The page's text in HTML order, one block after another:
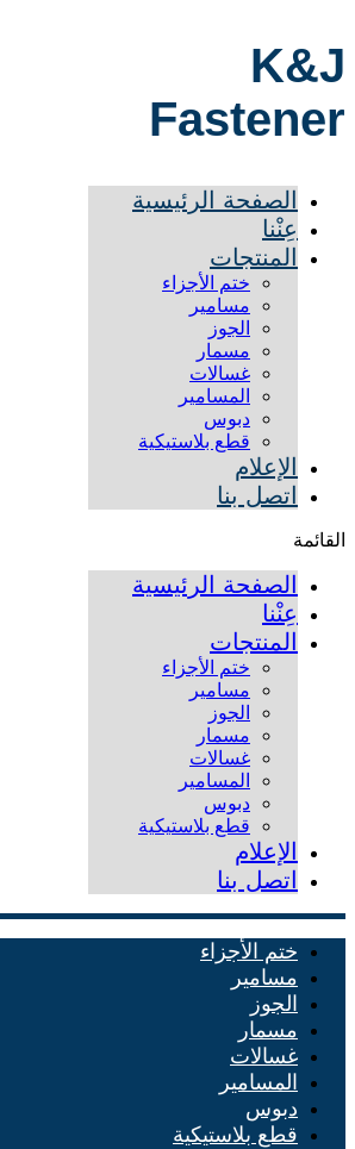
K&J
Fastener
الصفحة الرئيسية
عِنْنا
المنتجات
ختم الأجزاء
مسامير
الجوز
مسمار
غسالات
المسامير
دبوس
قطع بلاستيكية
الإعلام
اتصل بنا
القائمة
الصفحة الرئيسية
عِنْنا
المنتجات
ختم الأجزاء
مسامير
الجوز
مسمار
غسالات
المسامير
دبوس
قطع بلاستيكية
الإعلام
اتصل بنا
ختم الأجزاء
مسامير
الجوز
مسمار
غسالات
المسامير
دبوس
قطع بلاستيكية